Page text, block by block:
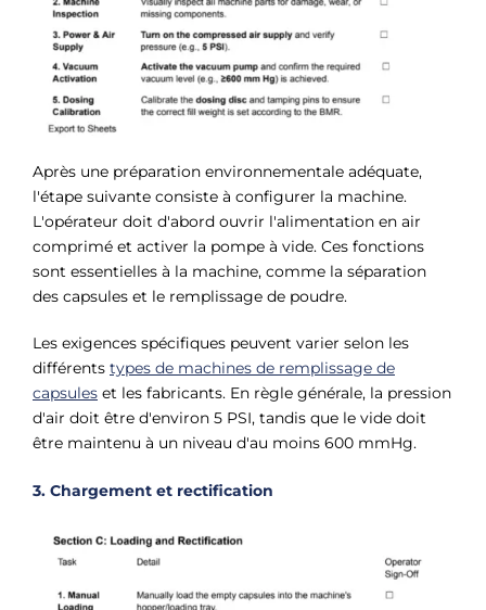
Après une préparation environnementale adéquate,
l'étape suivante consiste à configurer la machine.
L'opérateur doit d'abord ouvrir l'alimentation en air
comprimé et activer la pompe à vide. Ces fonctions
sont essentielles à la machine, comme la séparation
des capsules et le remplissage de poudre.
Les exigences spécifiques peuvent varier selon les
différents types de machines de remplissage de
capsules et les fabricants. En règle générale, la pression
d'air doit être d'environ 5 PSI, tandis que le vide doit
être maintenu à un niveau d'au moins 600 mmHg.
3. Chargement et rectification